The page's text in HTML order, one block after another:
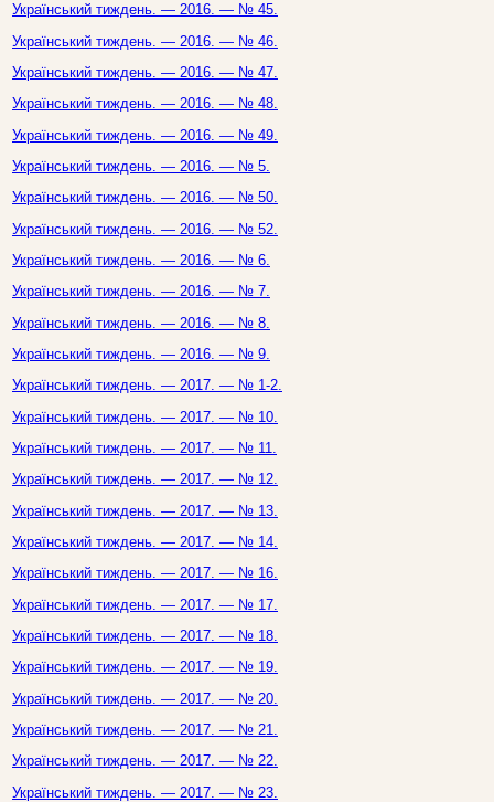
Український тиждень. — 2016. — № 45.
Український тиждень. — 2016. — № 46.
Український тиждень. — 2016. — № 47.
Український тиждень. — 2016. — № 48.
Український тиждень. — 2016. — № 49.
Український тиждень. — 2016. — № 5.
Український тиждень. — 2016. — № 50.
Український тиждень. — 2016. — № 52.
Український тиждень. — 2016. — № 6.
Український тиждень. — 2016. — № 7.
Український тиждень. — 2016. — № 8.
Український тиждень. — 2016. — № 9.
Український тиждень. — 2017. — № 1-2.
Український тиждень. — 2017. — № 10.
Український тиждень. — 2017. — № 11.
Український тиждень. — 2017. — № 12.
Український тиждень. — 2017. — № 13.
Український тиждень. — 2017. — № 14.
Український тиждень. — 2017. — № 16.
Український тиждень. — 2017. — № 17.
Український тиждень. — 2017. — № 18.
Український тиждень. — 2017. — № 19.
Український тиждень. — 2017. — № 20.
Український тиждень. — 2017. — № 21.
Український тиждень. — 2017. — № 22.
Український тиждень. — 2017. — № 23.